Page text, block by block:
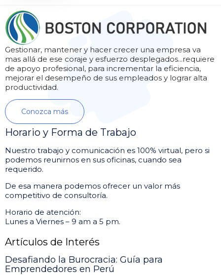
Gestionar, mantener y hacer crecer una empresa va
mas allá de ese coraje y esfuerzo desplegados...requiere
de apoyo profesional, para incrementar la eficiencia,
mejorar el desempeño de sus empleados y lograr alta
productividad.
Conozca más
Horario y Forma de Trabajo
Nuestro trabajo y comunicación es 100% virtual, pero si
podemos reunirnos en sus oficinas, cuando sea
requerido.
De esa manera podemos ofrecer un valor más
competitivo de consultoría.
Horario de atención:
Lunes a Viernes – 9 am a 5 pm.
Artículos de Interés
Desafiando la Burocracia: Guía para
Emprendedores en Perú